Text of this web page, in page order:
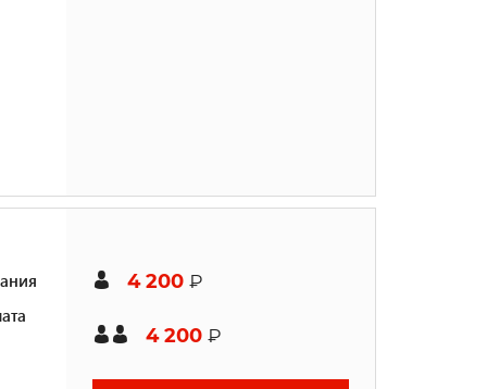
4 200 ₽
4 200 ₽